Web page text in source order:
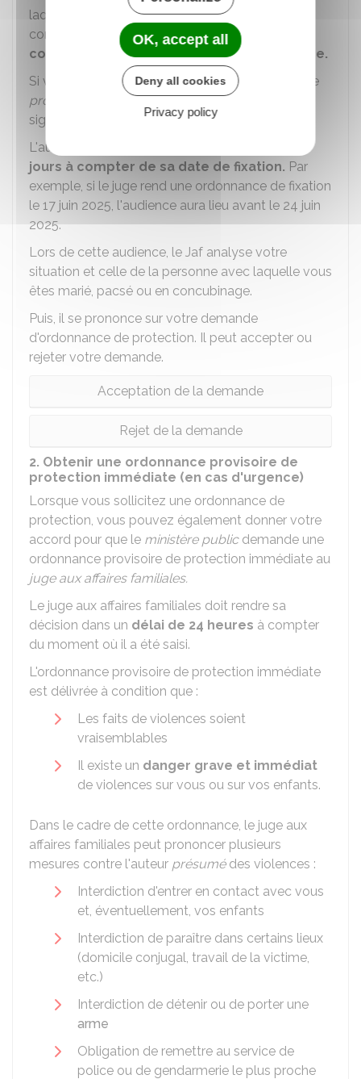
laquelle vous êtes marié, pacsé ou en
concubinage. Il dispose d'un délai de
compter de la date de fixation de l'audience.
Si vous n'avez pas d'avocat, le greffe du
ou le
procureur de la Républiquese chargera de la
signification.
L'audience doit avoir lieu
jours à compter de sa date de fixation. Par
exemple, si le juge rend une ordonnance de fixation
le 17 juin 2025, l'audience aura lieu avant le 24 juin
2025.
Lors de cette audience, le Jaf analyse votre
situation et celle de la personne avec laquelle vous
êtes marié, pacsé ou en concubinage.
Puis, il se prononce sur votre demande
d'ordonnance de protection. Il peut accepter ou
rejeter votre demande.
Acceptation de la demande
Rejet de la demande
2. Obtenir une ordonnance provisoire de
protection immédiate (en cas d'urgence)
Lorsque vous sollicitez une ordonnance de
protection, vous pouvez également donner votre
accord pour que le ministère publicdemande une
ordonnance provisoire de protection immédiate au
juge aux affaires familiales.
Le juge aux affaires familiales doit rendre sa
décision dans un délai de 24 heures à compter
du moment où il a été saisi.
L'ordonnance provisoire de protection immédiate
est délivrée à condition que :
Les faits de violences soient
vraisemblables
Il existe un danger grave et immédiat
de violences sur vous ou sur vos enfants.
Dans le cadre de cette ordonnance, le juge aux
affaires familiales peut prononcer plusieurs
mesures contre l'auteur présumédes violences :
Interdiction d'entrer en contact avec vous
et, éventuellement, vos enfants
Interdiction de paraître dans certains lieux
(domicile conjugal, travail de la victime,
etc.)
Interdiction de détenir ou de porter une
arme
Obligation de remettre au service de
police ou de gendarmerie le plus proche
OK, accept all
Deny all cookies
Privacy policy